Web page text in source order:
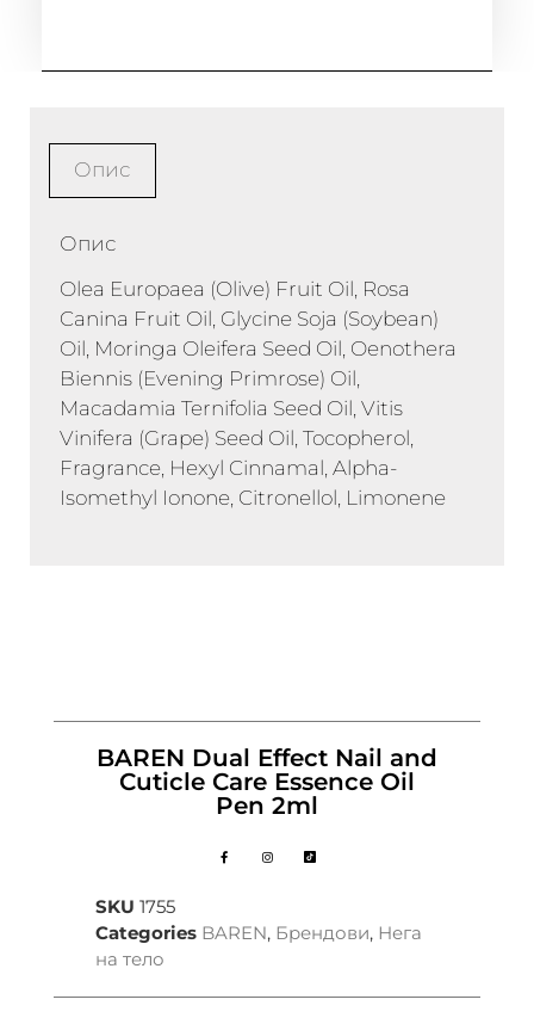
Опис
Опис
Olea Europaea (Olive) Fruit Oil, Rosa
Canina Fruit Oil, Glycine Soja (Soybean)
Oil, Moringa Oleifera Seed Oil, Oenothera
Biennis (Evening Primrose) Oil,
Macadamia Ternifolia Seed Oil, Vitis
Vinifera (Grape) Seed Oil, Tocopherol,
Fragrance, Hexyl Cinnamal, Alpha-
Isomethyl Ionone, Citronellol, Limonene
BAREN Dual Effect Nail and
Cuticle Care Essence Oil
Pen 2ml
SKU 1755
Categories BAREN, Брендови, Нега
на тело